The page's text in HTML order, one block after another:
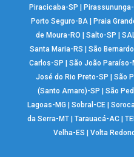
Piracicaba-SP |
Porto Seguro-BA| Praia
de Moura-RO |Salto-SP |
Santa Maria-RS | São
Carlos-SP | São João Paraíso-
José do Rio Preto-SP | São
(Santo Amaro)-SP | São
Lagoas-MG |Sobral-CE |
da Serra-MT| Tarauacá-AC|
Velha-ES | Volta